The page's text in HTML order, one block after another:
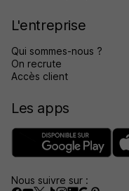
L'entreprise
Qui sommes-nous ?
On recrute
Accès client
Les apps
Nous suivre sur :